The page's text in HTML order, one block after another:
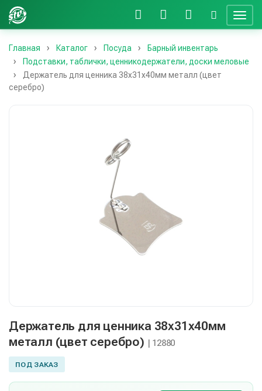
Главная Каталог Посуда
Барный инвентарь
Подставки, таблички, ценникодержатели, доски меловые
Держатель для ценника 38х31х40мм металл (цвет
серебро)
Держатель для ценника 38х31х40мм
металл (цвет серебро) | 12880
ПОД ЗАКАЗ